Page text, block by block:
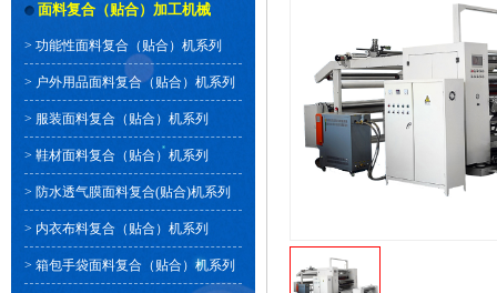
面料复合（贴合）加工机械
> 功能性面料复合（贴合）机系列
> 户外用品面料复合（贴合）机系列
> 服装面料复合（贴合）机系列
> 鞋材面料复合（贴合）机系列
> 防水透气膜面料复合(贴合)机系列
> 内衣布料复合（贴合）机系列
> 箱包手袋面料复合（贴合）机系列